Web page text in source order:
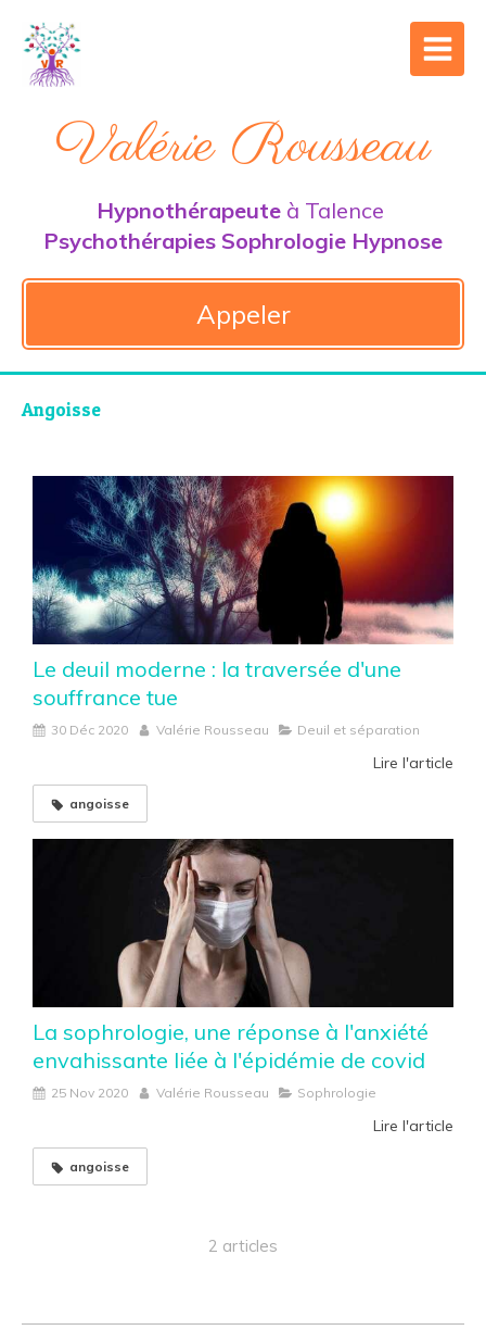
Valérie Rousseau
Hypnothérapeute à Talence
Psychothérapies Sophrologie Hypnose
Appeler
Angoisse
Le deuil moderne : la traversée d'une
souffrance tue
30 Déc 2020 Valérie Rousseau Deuil et séparation
Lire l'article
angoisse
La sophrologie, une réponse à l'anxiété
envahissante liée à l'épidémie de covid
25 Nov 2020 Valérie Rousseau Sophrologie
Lire l'article
angoisse
2 articles